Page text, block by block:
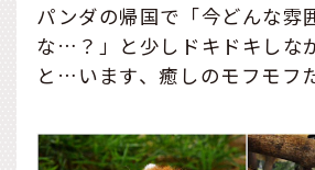
パンダの帰国で「今どんな雰
な…？」と少しドキドキしな
と…います、癒しのモフモフ